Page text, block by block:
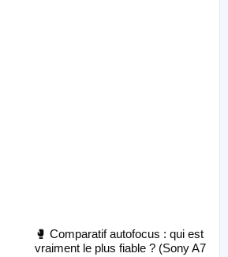
🥊 Comparatif autofocus : qui est
vraiment le plus fiable ? (Sony A7